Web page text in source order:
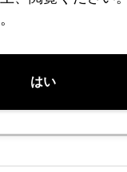
6月 7月 8
はい